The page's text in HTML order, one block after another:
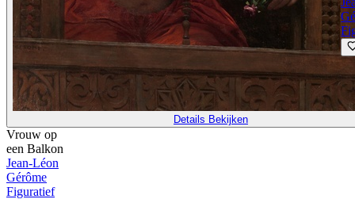
Details Bekijken
Vrouw op
een Balkon
Jean-Léon
Gérôme
Figuratief